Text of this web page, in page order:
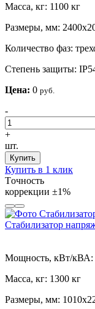
Масса, кг: 1100 кг
Размеры, мм:
Количество фаз:
Степень защиты:
Цена: 0 руб.
-
+
шт.
Купить
Купить в 1 клик
Tочность
коррекции ±1%
Стабилизатор
Мощность, кВт/кВА:
Масса, кг: 1300 кг
Размеры, мм: